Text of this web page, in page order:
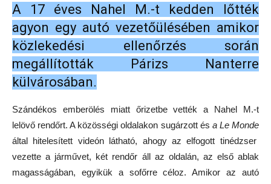
A 17 éves Nahel M.-t kedden lőtték
agyon egy autó vezetőülésében amikor
közlekedési ellenőrzés során
megállították Párizs Nanterre
külvárosában.
Szándékos emberölés miatt őrizetbe vették a Nahel M.-t
lelövő rendőrt.A közösségi oldalakon sugárzottés a Le Monde
által hitelesített videón látható, ahogy az elfogott tinédzser
vezette a járművet, két rendőr áll az oldalán, az első ablak
magasságában, egyikük a sofőrre céloz. Amikor az autó